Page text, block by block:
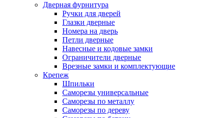
Дверная фурнитура
Ручки для дверей
Глазки дверные
Номера на дверь
Петли дверные
Навесные и кодовые замки
Ограничители дверные
Врезные замки и комплектующие
Крепеж
Шпильки
Саморезы универсальные
Саморезы по металлу
Саморезы по дереву